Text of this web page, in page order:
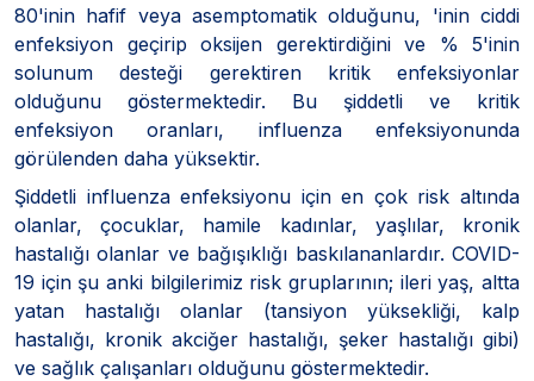
80'inin hafif veya asemptomatik olduğunu, 'inin ciddi
enfeksiyon geçirip oksijen gerektirdiğini ve % 5'inin
solunum desteği gerektiren kritik enfeksiyonlar
olduğunu göstermektedir. Bu şiddetli ve kritik
enfeksiyon oranları, influenza enfeksiyonunda
görülenden daha yüksektir.
Şiddetli influenza enfeksiyonu için en çok risk altında
olanlar, çocuklar, hamile kadınlar, yaşlılar, kronik
hastalığı olanlar ve bağışıklığı baskılananlardır. COVID-
19 için şu anki bilgilerimiz risk gruplarının; ileri yaş, altta
yatan hastalığı olanlar (tansiyon yüksekliği, kalp
hastalığı, kronik akciğer hastalığı, şeker hastalığı gibi)
ve sağlık çalışanları olduğunu göstermektedir.